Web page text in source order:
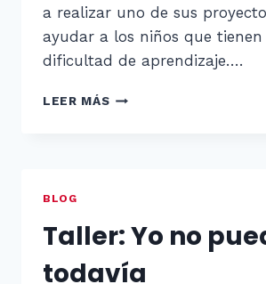
a realizar uno de sus
ayudar a los niños que tienen
dificultad de aprendizaje….
LEER MÁSLA
DE
LA
REINA
BLOG
Taller: Yo no
todavía